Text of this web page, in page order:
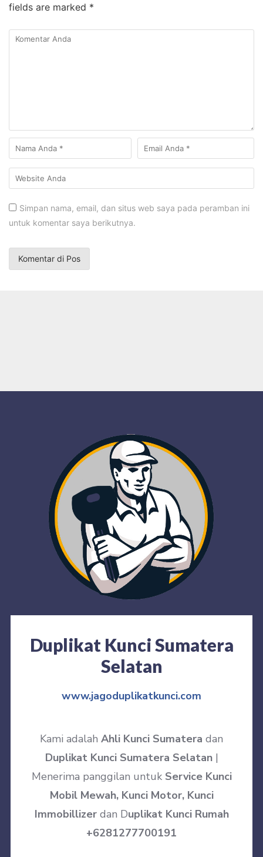
fields are marked *
Simpan nama, email, dan situs web saya pada peramban ini
untuk komentar saya berikutnya.
Duplikat Kunci Sumatera
Selatan
www.jagoduplikatkunci.com
Kami adalah Ahli Kunci Sumatera dan
Duplikat Kunci Sumatera Selatan|
Menerima panggilan untuk Service Kunci
Mobil Mewah, Kunci Motor, Kunci
Immobillizerdan Duplikat Kunci Rumah
+6281277700191